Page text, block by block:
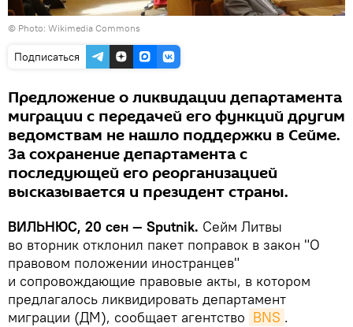
© Photo: Wikimedia Commons
Подписаться
Предложение о ликвидации департамента
миграции с передачей его функций другим
ведомствам не нашло поддержки в Сейме.
За сохранение департамента с
последующей его реорганизацией
высказывается и президент страны.
ВИЛЬНЮС, 20 сен — Sputnik. Сейм Литвы
во вторник отклонил пакет поправок в закон "О
правовом положении иностранцев"
и сопровождающие правовые акты, в котором
предлагалось ликвидировать департамент
миграции (ДМ), сообщает агентство BNS .